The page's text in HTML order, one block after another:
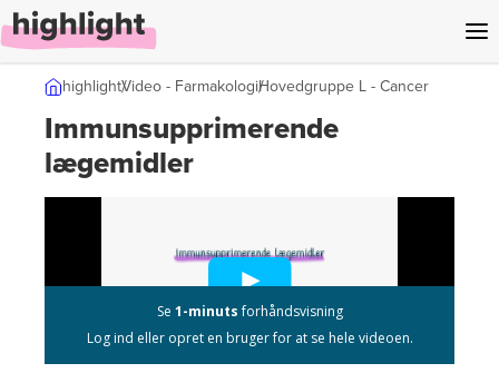
highlightVideo - FarmakologiHovedgruppe L - Cancer
Immunsupprimerende
lægemidler